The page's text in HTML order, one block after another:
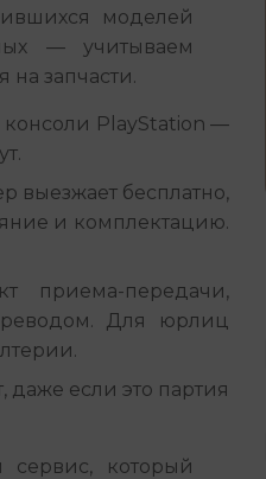
моделей
— учитываем
на запчасти.
консоли PlayStation —
выезжает бесплатно,
и комплектацию.
приема-передачи,
Для юрлиц
даже если это партия
который